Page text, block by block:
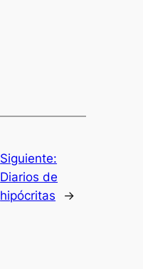
Siguiente:
Diarios de
hipócritas
→